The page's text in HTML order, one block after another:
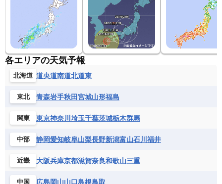
各エリアの天気予報
北海道 道央道南道北道東
東北 青森岩手秋田宮城山形福島
関東 東京神奈川 埼玉千葉茨城栃木群馬
中部 静岡愛知岐阜山梨長野新潟富山石川 福井
近畿 大阪兵庫京都滋賀奈良和歌山三重
中国 広島岡山山口島根鳥取